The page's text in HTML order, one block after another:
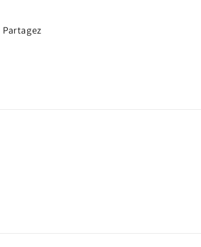
Partagez